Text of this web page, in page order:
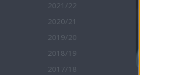
2021/22
2020/21
2019/20
2018/19
2017/18